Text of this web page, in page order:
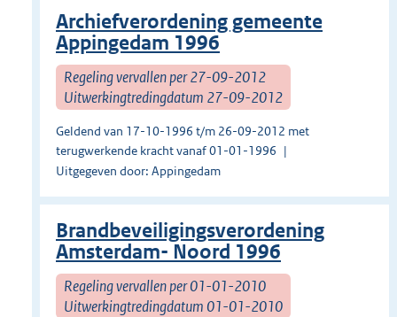
Archiefverordening gemeente
Appingedam 1996
Regeling vervallen per 27-09-2012
Uitwerkingtredingdatum 27-09-2012
Geldend van 17-10-1996 t/m 26-09-2012 met
terugwerkende kracht vanaf 01-01-1996
Uitgegeven door: Appingedam
Brandbeveiligingsverordening
Amsterdam- Noord 1996
Regeling vervallen per 01-01-2010
Uitwerkingtredingdatum 01-01-2010